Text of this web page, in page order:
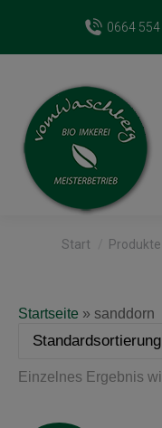
0664
Start
Startseite » sanddorn
Einzelnes Ergebnis